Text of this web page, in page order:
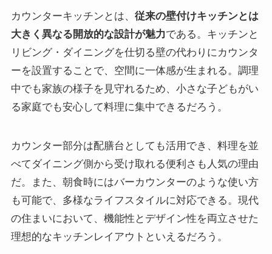
カウンターキッチンとは、 従来の壁付けキッチンとは
大きく異なる開放的な設計が魅力である。キッチンと
リビング・ダイニングを仕切る壁の代わりにカウンタ
ーを設置することで、空間に一体感が生まれる。調理
中でも家族の様子を見守れるため、小さな子どもがい
る家庭でも安心して料理に集中できるだろう。
カウンター部分は配膳台としても活用でき、料理を並
べてダイニング側から受け取れる便利さも人気の理由
だ。また、朝食時にはバーカウンターのような使い方
も可能で、多様なライフスタイルに対応できる。現代
の住まいにおいて、機能性とデザイン性を両立させた
理想的なキッチンレイアウトといえるだろう。